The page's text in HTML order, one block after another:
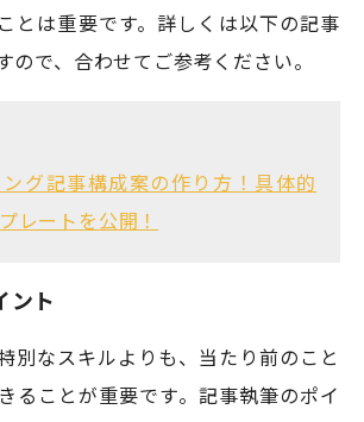
とは重要です。詳しくは以下の記事
ので、合わせてご参考ください。
グ記事構成案の作り方！具体的
レートを公開！
ント
別なスキルよりも、当たり前のこと
ることが重要です。記事執筆のポイ